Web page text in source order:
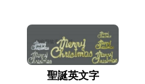
聖誕英文字